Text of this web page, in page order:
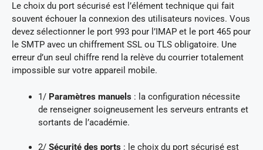
Le choix du port sécurisé est l’élément technique qui fait
souvent échouer la connexion des utilisateurs novices. Vous
devez sélectionner le port 993 pour l’IMAP et le port 465 pour
le SMTP avec un chiffrement SSL ou TLS obligatoire. Une
erreur d’un seul chiffre rend la relève du courrier totalement
impossible sur votre appareil mobile.
1/ Paramètres manuels : la configuration nécessite
de renseigner soigneusement les serveurs entrants et
sortants de l’académie.
2/ Sécurité des ports : le choix du port sécurisé est